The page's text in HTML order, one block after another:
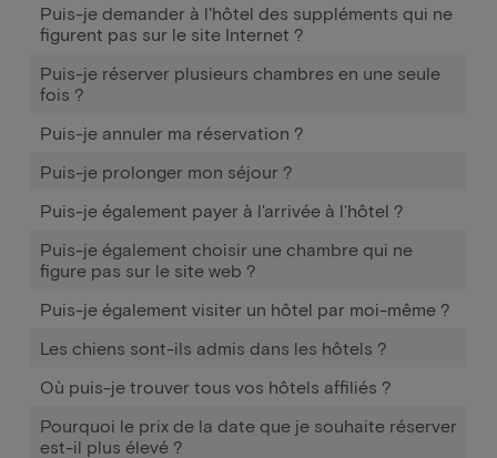
Puis-je demander à l'hôtel des suppléments qui ne
figurent pas sur le site Internet ?
Puis-je réserver plusieurs chambres en une seule
fois ?
Puis-je annuler ma réservation ?
Puis-je prolonger mon séjour ?
Puis-je également payer à l'arrivée à l'hôtel ?
Puis-je également choisir une chambre qui ne
figure pas sur le site web ?
Puis-je également visiter un hôtel par moi-même ?
Les chiens sont-ils admis dans les hôtels ?
Où puis-je trouver tous vos hôtels affiliés ?
Pourquoi le prix de la date que je souhaite réserver
est-il plus élevé ?